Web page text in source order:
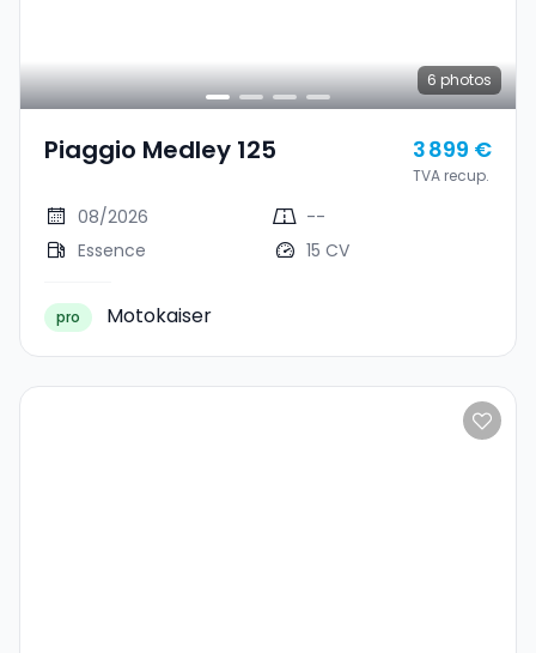
6 photos
Piaggio Medley 125 3 899 €
TVA recup.
08/2026
--
Essence
15 CV
pro Motokaiser